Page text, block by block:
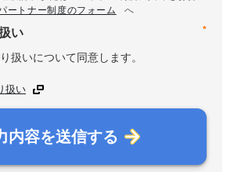
ートナー制度のフォーム
へ
*
い
扱いについて同意します。
扱い
内容を送信する